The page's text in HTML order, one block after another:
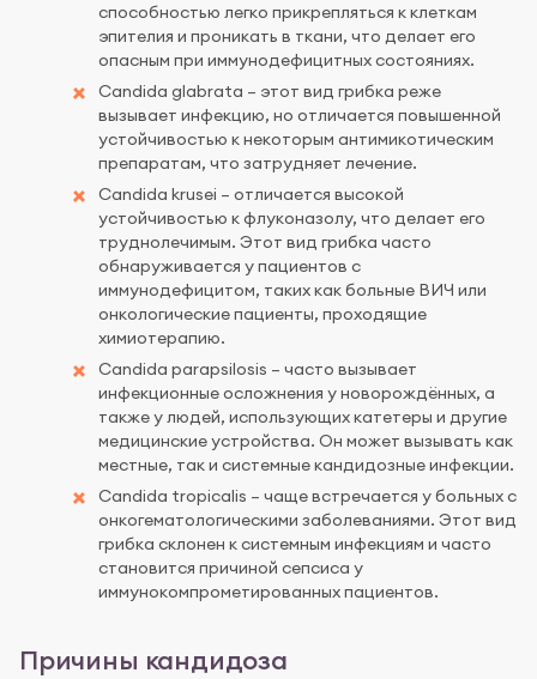
способностью легко прикрепляться к клеткам
эпителия и проникать в ткани, что делает его
опасным при иммунодефицитных состояниях.
Candida glabrata – этот вид грибка реже
вызывает инфекцию, но отличается повышенной
устойчивостью к некоторым антимикотическим
препаратам, что затрудняет лечение.
Candida krusei – отличается высокой
устойчивостью к флуконазолу, что делает его
труднолечимым. Этот вид грибка часто
обнаруживается у пациентов с
иммунодефицитом, таких как больные ВИЧ или
онкологические пациенты, проходящие
химиотерапию.
Candida parapsilosis – часто вызывает
инфекционные осложнения у новорождённых, а
также у людей, использующих катетеры и другие
медицинские устройства. Он может вызывать как
местные, так и системные кандидозные инфекции.
Candida tropicalis – чаще встречается у больных с
онкогематологическими заболеваниями. Этот вид
грибка склонен к системным инфекциям и часто
становится причиной сепсиса у
иммунокомпрометированных пациентов.
Причины кандидоза